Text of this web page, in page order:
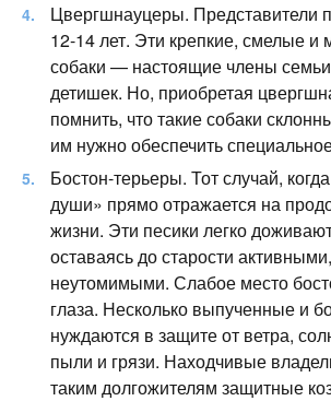
Цвергшнауцеры. Представители
12-14 лет. Эти крепкие, смелые и
собаки — настоящие члены
детишек. Но, приобретая
помнить, что такие собаки
им нужно обеспечить
Бостон-терьеры. Тот случай,
души» прямо отражается на
жизни. Эти песики легко
оставаясь до старости
неутомимыми. Слабое место
глаза. Несколько выпученные и
нуждаются в защите от ветра,
пыли и грязи. Находчивые
таким долгожителям защитные